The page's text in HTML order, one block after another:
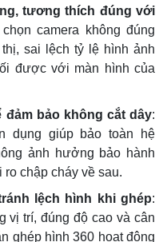
tương thích đúng với
camera không đúng
sai lệch tỷ lệ hình ảnh
được với màn hình của
đảm bảo không cắt dây:
dụng giúp bảo toàn hệ
ảnh hưởng bảo hành
chập cháy về sau.
lệch hình khi ghép:
vị trí, đúng độ cao và cân
ghép hình 360 hoạt động